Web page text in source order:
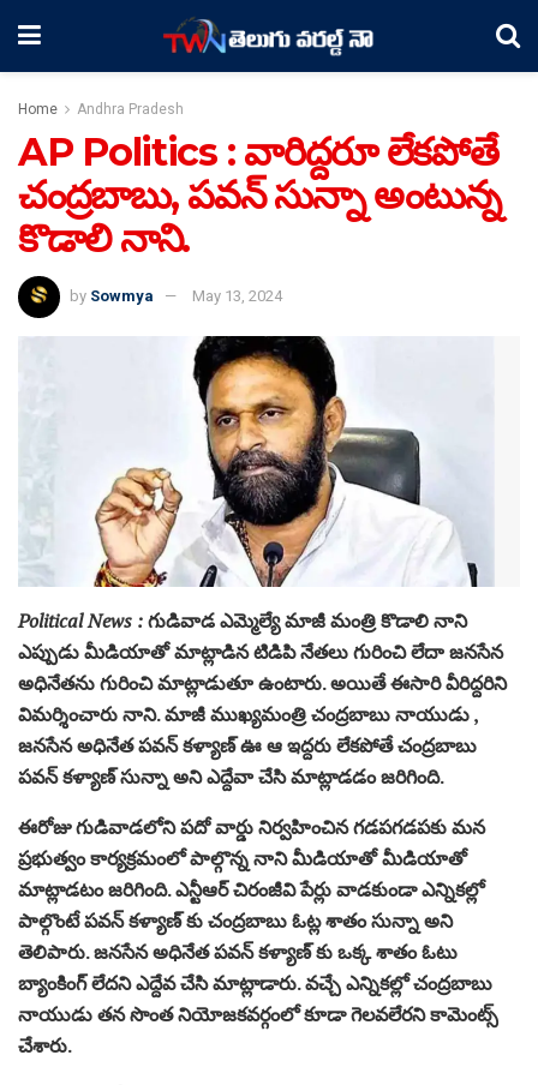
Home Andhra Pradesh
AP Politics : వారిద్దరూ లేకపోతే
చంద్రబాబు, పవన్‌ సున్నా అంటున్న
కొడాలి నాని.
by Sowmya May 13, 2024
Political News :గుడివాడ ఎమ్మెల్యే మాజీ మంత్రి కొడాలి నాని
ఎప్పుడు మీడియాతో మాట్లాడిన టిడిపి నేతలు గురించి లేదా జనసేన
అధినేతను గురించి మాట్లాడుతూ ఉంటారు. అయితే ఈసారి వీరిద్దరిని
విమర్శించారు నాని. మాజీ ముఖ్యమంత్రి చంద్రబాబు నాయుడు ,
జనసేన అధినేత పవన్ కళ్యాణ్ ఊ ఆ ఇద్దరు లేకపోతే చంద్రబాబు
పవన్ కళ్యాణ్ సున్నా అని ఎద్దేవా చేసి మాట్లాడడం జరిగింది.
ఈరోజు గుడివాడలోని పదో వార్డు నిర్వహించిన గడపగడపకు మన
ప్రభుత్వం కార్యక్రమంలో పాల్గొన్న నాని మీడియాతో మీడియాతో
మాట్లాడటం జరిగింది. ఎన్టీఆర్ చిరంజీవి పేర్లు వాడకుండా ఎన్నికల్లో
పాల్గొంటే పవన్ కళ్యాణ్ కు చంద్రబాబు ఓట్ల శాతం సున్నా అని
తెలిపారు. జనసేన అధినేత పవన్ కళ్యాణ్ కు ఒక్క శాతం ఓటు
బ్యాంకింగ్ లేదని ఎద్దేవ చేసి మాట్లాడారు. వచ్చే ఎన్నికల్లో చంద్రబాబు
నాయుడు తన సొంత నియోజకవర్గంలో కూడా గెలవలేరని కామెంట్స్‌
చేశారు.